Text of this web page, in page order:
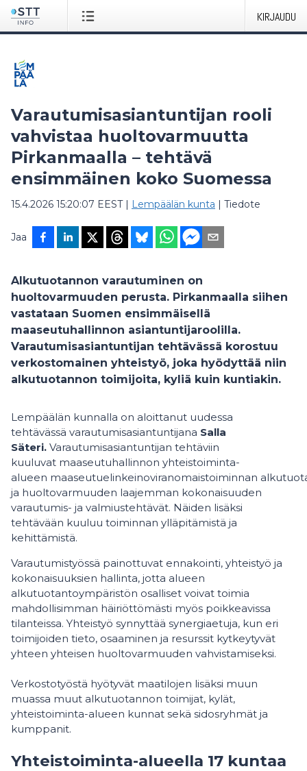
KIRJAUDU
Varautumisasiantuntijan rooli
vahvistaa huoltovarmuutta
Pirkanmaalla – tehtävä
ensimmäinen koko Suomessa
15.4.2026 15:20:07 EEST| Lempäälän kunta | Tiedote
Jaa
Alkutuotannon varautuminen on
huoltovarmuuden perusta. Pirkanmaalla siihen
vastataan Suomen ensimmäisellä
maaseutuhallinnon asiantuntijaroolilla.
Varautumisasiantuntijan tehtävässä korostuu
verkostomainen yhteistyö, joka hyödyttää niin
alkutuotannon toimijoita, kyliä kuin kuntiakin.
Lempäälän kunnalla on aloittanut uudessa
tehtävässä varautumisasiantuntijana Salla
Säteri. Varautumisasiantuntijan tehtäviin
kuuluvat maaseutuhallinnon yhteistoiminta-
alueen maaseutuelinkeinoviranomaistoiminnan
ja huoltovarmuuden laajemman kokonaisuuden
varautumis- ja valmiustehtävät. Näiden lisäksi
tehtävään kuuluu toiminnan ylläpitämistä ja
kehittämistä.
Varautumistyössä painottuvat ennakointi, yhteistyö ja
kokonaisuuksien hallinta, jotta alueen
alkutuotantoympäristön osalliset voivat toimia
mahdollisimman häiriöttömästi myös poikkeavissa
tilanteissa. Yhteistyö synnyttää synergiaetuja, kun eri
toimijoiden tieto, osaaminen ja resurssit kytkeytyvät
yhteen yhteisen huoltovarmuuden vahvistamiseksi.
Verkostotyöstä hyötyvät maatilojen lisäksi muun
muassa muut alkutuotannon toimijat, kylät,
yhteistoiminta-alueen kunnat sekä sidosryhmät ja
kumppanit.
Yhteistoiminta-alueella 17 kuntaa